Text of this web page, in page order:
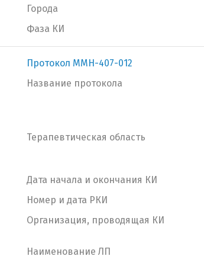
Города
Фаза КИ
Протокол MMH-407-012
Название протокола
Терапевтическая область
Дата начала и окончания КИ
Номер и дата РКИ
Организация, проводящая КИ
Наименование ЛП